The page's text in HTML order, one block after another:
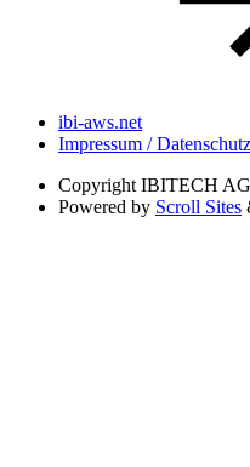
ibi-aws.net
Impressum / Datenschutz
Copyright IBITECH AG
Powered by Scroll Sites